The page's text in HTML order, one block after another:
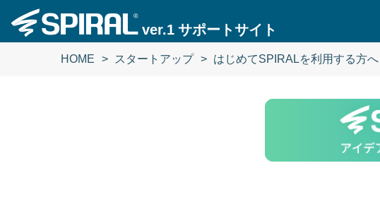
ver.1 サポートサイト
HOME スタートアップ はじめてSPIRALを利用する方へ
HOME スタートアップ はじめてSPIRALを利用する方へ